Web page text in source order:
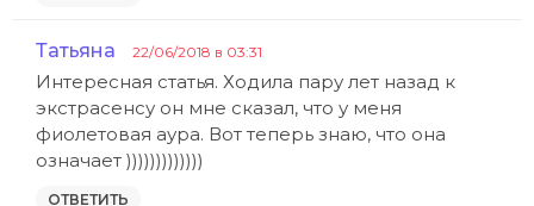
Татьяна 22/06/2018 в 03:31
Интересная статья. Ходила пару лет назад к
экстрасенсу он мне сказал, что у меня
фиолетовая аура. Вот теперь знаю, что она
означает )))))))))))))
ОТВЕТИТЬ